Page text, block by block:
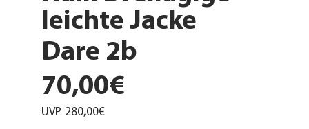
leichte Jacke
Dare 2b
70,00€
UVP 280,00€